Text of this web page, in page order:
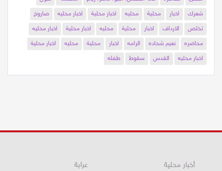
شعرك
اخبار محلية محليه اخبار محلية اخبار محليه
صاروخ
تخلص
الارداف اخبار محلية محليه اخبار محلية
اخبار محليه
محاضره
نعيم شحاده الرامه اخبار محلية محليه
اخبار محلية
اخبار محليه
القدس سقوط طفله
أخبار محلية
عرابة